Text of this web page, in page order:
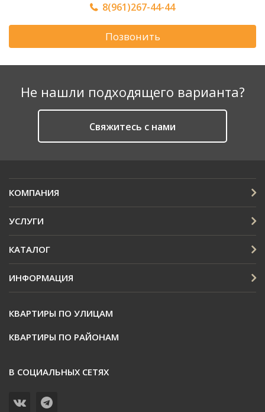
8(961)267-44-44
Позвонить
Не нашли подходящего варианта?
Cвяжитесь с нами
КОМПАНИЯ
УСЛУГИ
КАТАЛОГ
ИНФОРМАЦИЯ
КВАРТИРЫ ПО УЛИЦАМ
КВАРТИРЫ ПО РАЙОНАМ
В СОЦИАЛЬНЫХ СЕТЯХ